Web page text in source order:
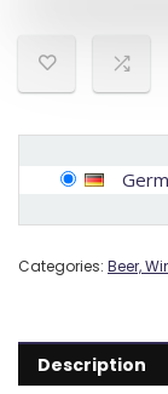
Categories: Beer,
Description